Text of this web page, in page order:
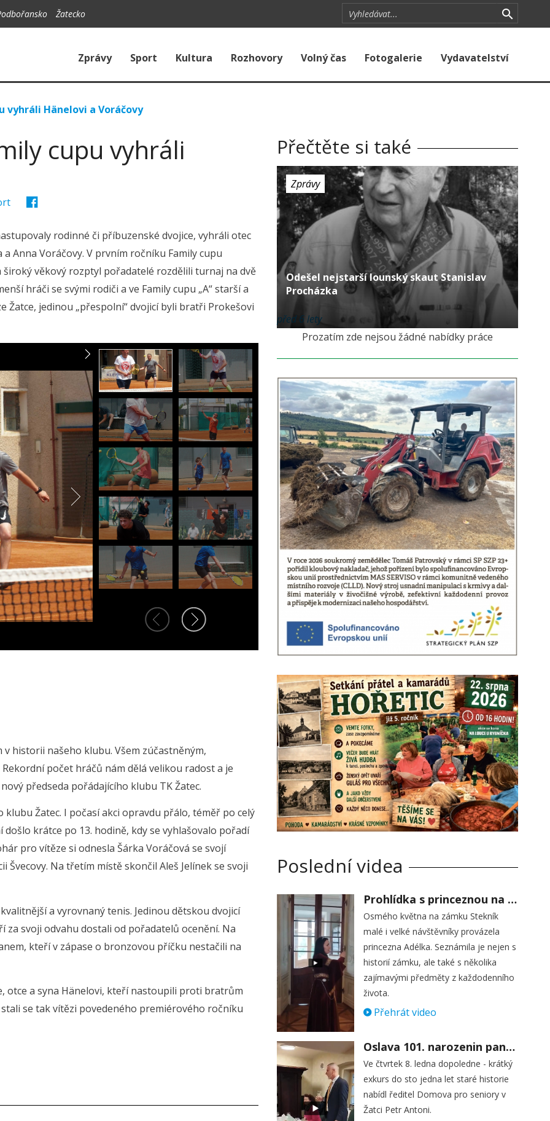
Žatecko
Zprávy Sport Kultura Rozhovory Volný čas Fotogalerie Vydavatelství
vyhráli Hänelovi a Voráčovy
cupu vyhráli
rodinné či příbuzenské dvojice, vyhráli otec
Anna Voráčovy. V prvním ročníku Family cupu
věkový rozptyl pořadatelé rozdělili turnaj na dvě
hráči se svými rodiči a ve Family cupu „A“ starší a
Žatce, jedinou „přespolní“ dvojicí byli bratři Prokešovi
v historii našeho klubu. Všem zúčastněným,
počet hráčů nám dělá velikou radost a je
předseda pořádajícího klubu TK Žatec.
Žatec. I počasí akci opravdu přálo, téměř po celý
krátce po 13. hodině, kdy se vyhlašovalo pořadí
pro vítěze si odnesla Šárka Voráčová se svojí
Na třetím místě skončil Aleš Jelínek se svoji
a vyrovnaný tenis. Jedinou dětskou dvojicí
svoji odvahu dostali od pořadatelů ocenění. Na
kteří v zápase o bronzovou příčku nestačili na
otce a syna Hänelovi, kteří nastoupili proti bratrům
se tak vítězi povedeného premiérového ročníku
Přečtěte si také
Zprávy
Odešel nejstarší lounský skaut Stanislav
Procházka
před 6 lety
Prozatím zde nejsou žádné nabídky práce
Poslední videa
Prohlídka s princeznou na zámku Stekník
Osmého května na zámku Stekník
malé i velké návštěvníky provázela
princezna Adélka. Seznámila je nejen s
historií zámku, ale také s několika
zajímavými předměty z každodenního
života.
Přehrát video
Oslava 101. narozenin paní Věry Skořepové
Ve čtvrtek 8. ledna dopoledne - krátký
exkurs do sto jedna let staré historie
nabídl ředitel Domova pro seniory v
Žatci Petr Antoni.